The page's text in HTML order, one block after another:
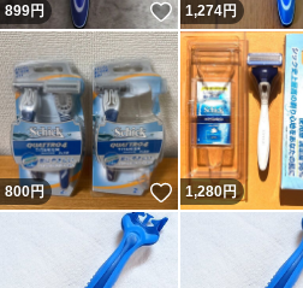
899円 いいね！
1,274円
800円 いいね！
1,280円